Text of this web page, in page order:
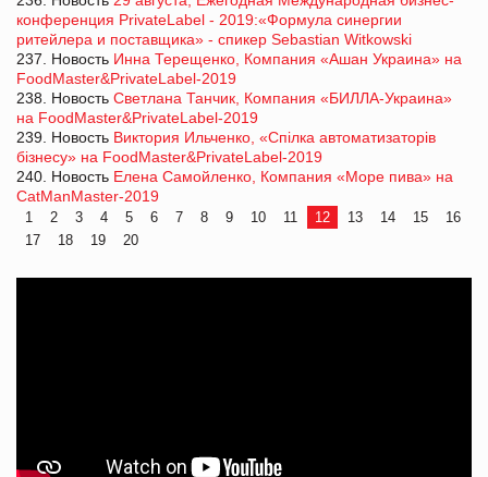
конференция PrivateLabel - 2019:«Формула синергии
ритейлера и поставщика» - спикер Sebastian Witkowski
237. Новость Инна Терещенко, Компания «Ашан Украина» на
FoodMaster&PrivateLabel-2019
238. Новость Светлана Танчик, Компания «БИЛЛА-Украина»
на FoodMaster&PrivateLabel-2019
239. Новость Виктория Ильченко, «Спілка автоматизаторів
бізнесу» на FoodMaster&PrivateLabel-2019
240. Новость Елена Самойленко, Компания «Море пива» на
CatManMaster-2019
1 2 3 4 5 6 7 8 9 10 11 12 13 14 15
16
17
18 19 20